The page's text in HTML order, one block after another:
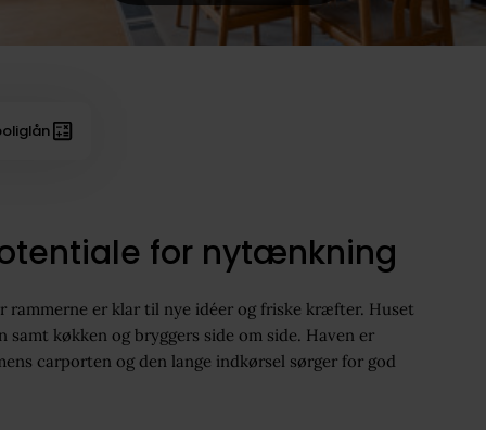
for nytænkning
er klar til nye idéer og friske kræfter. Huset
køkken og bryggers side om side. Haven er
carporten og den lange indkørsel sørger for god